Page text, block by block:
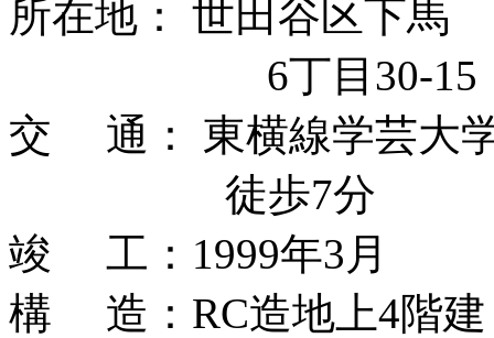
所在地： 世田谷区下馬
6丁目30-15
交 通： 東横線学芸大
徒歩7分
竣 工：1999年3月
構 造：RC造地上4階建